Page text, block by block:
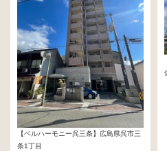
【ベルハーモニー呉三条】広島県呉市三
条1丁目